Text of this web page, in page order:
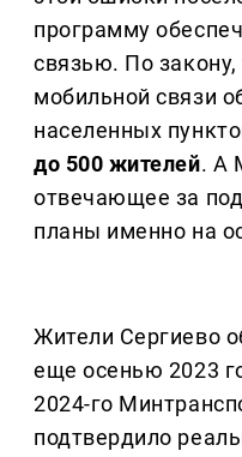
программу
связью. По закону,
мобильной связи
населенных
до 500 жителей. А
отвечающее за
планы именно на
Жители Сергиево
еще осенью 2023
2024-го
подтвердило